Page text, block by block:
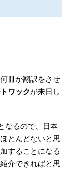
冊か翻訳をさせ
ワックが来日し
なるので、日本
とんどないと思
することになる
介できればと思